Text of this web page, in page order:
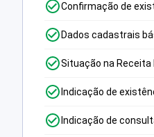
Confirmação de
Dados cadastrais
Situação na Receita
Indicação de
Indicação de